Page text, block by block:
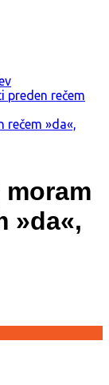
preden rečem
»da«,